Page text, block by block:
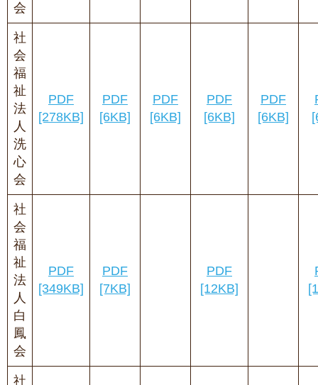
会
社
会
福
祉
法
人
洗
心
会
PDF
[278KB]
PDF
[6KB]
PDF
[6KB]
PDF
[6KB]
PDF
[6KB]
社
会
福
祉
法
人
白
鳳
会
PDF
[349KB]
PDF
[7KB]
PDF
[12KB]
社